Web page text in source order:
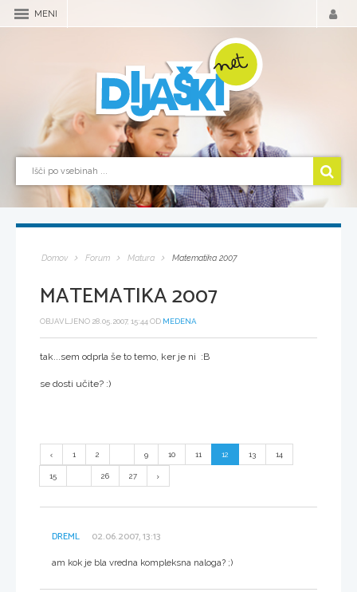
MENI
Domov Forum Matura Matematika 2007
MATEMATIKA 2007
OBJAVLJENO 28.05.2007, 15:44 OD MEDENA
tak...sem odprla še to temo, ker je ni :B
se dosti učite? :)
1 2 9 10 11 12 13 14
15 26 27
DREML 02.06.2007, 13:13
am kok je bla vredna kompleksna naloga? ;)